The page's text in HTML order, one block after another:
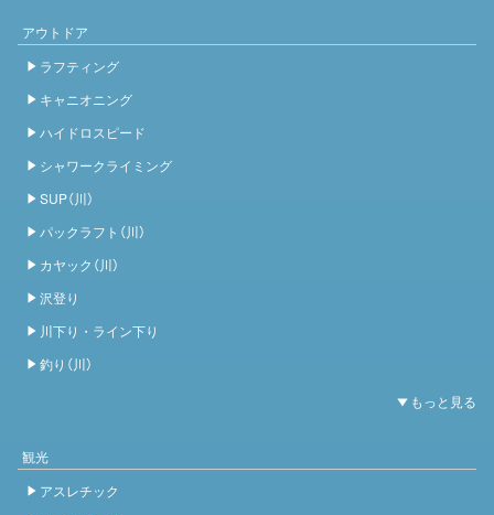
アウトドア
ラフティング
キャニオニング
ハイドロスピード
シャワークライミング
SUP（川）
パックラフト（川）
カヤック（川）
沢登り
川下り・ライン下り
釣り（川）
観光
アスレチック